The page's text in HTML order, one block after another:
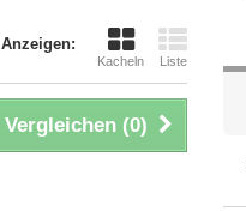
Anzeigen:
Kacheln Liste
Vergleichen (0)